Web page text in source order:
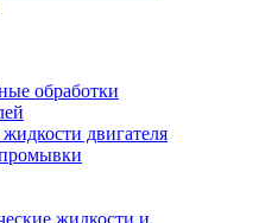
обработки
двигателя
жидкости и